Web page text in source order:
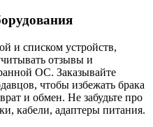
и списком устройств,
отзывы и
ОС. Заказывайте
чтобы избежать брака
и обмен. Не забудьте про
кабели, адаптеры питания.